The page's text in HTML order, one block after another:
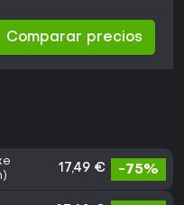
Comparar precios
17,49 € -75%